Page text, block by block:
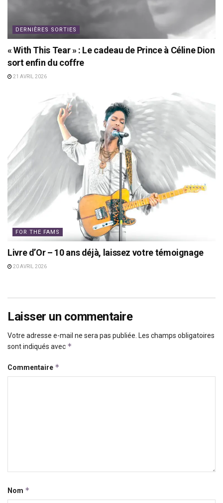
DERNIÈRES SORTIES
« With This Tear » : Le cadeau de Prince à Céline Dion
sort enfin du coffre
21 AVRIL 2026
FOR THE FAMS
Livre d’Or – 10 ans déjà, laissez votre témoignage
20 AVRIL 2026
Laisser un commentaire
Votre adresse e-mail ne sera pas publiée. Les champs obligatoires
sont indiqués avec *
Commentaire *
Nom *